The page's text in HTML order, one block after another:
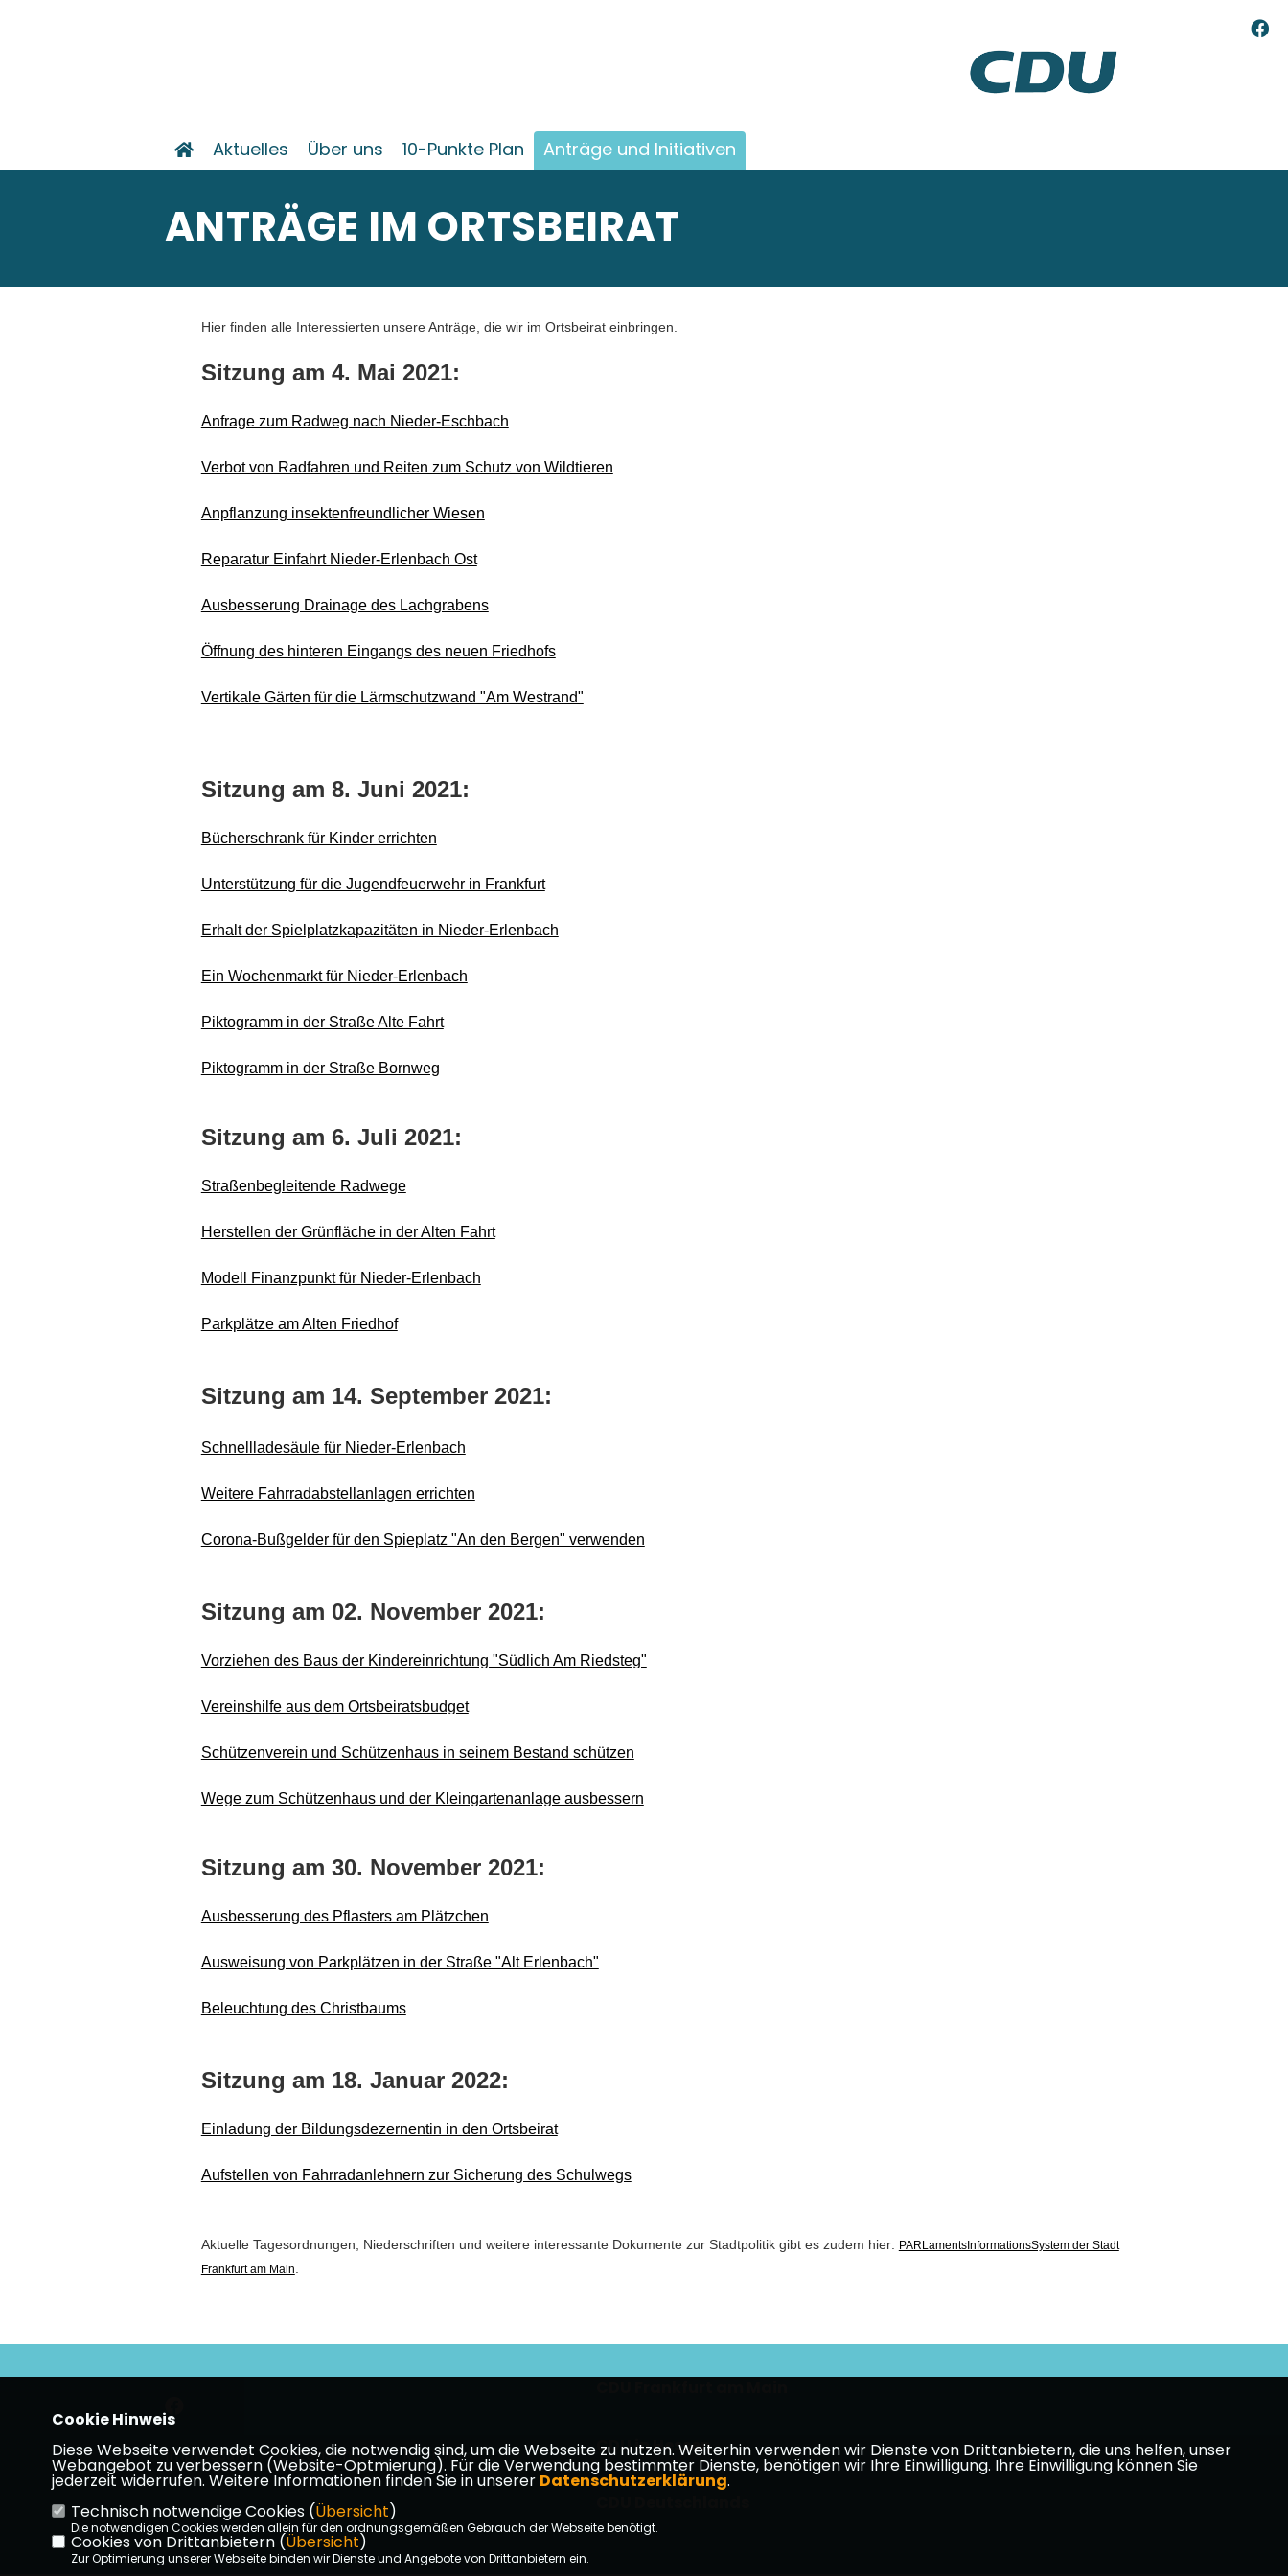
Aktuelles Über uns 10-Punkte Plan Anträge und Initiativen
ANTRÄGE IM ORTSBEIRAT
Hier finden alle Interessierten unsere Anträge, die wir im Ortsbeirat einbringen.
Sitzung am 4. Mai 2021:
Anfrage zum Radweg nach Nieder-Eschbach
Verbot von Radfahren und Reiten zum Schutz von Wildtieren
Anpflanzung insektenfreundlicher Wiesen
Reparatur Einfahrt Nieder-Erlenbach Ost
Ausbesserung Drainage des Lachgrabens
Öffnung des hinteren Eingangs des neuen Friedhofs
Vertikale Gärten für die Lärmschutzwand "Am Westrand"
Sitzung am 8. Juni 2021:
Bücherschrank für Kinder errichten
Unterstützung für die Jugendfeuerwehr in Frankfurt
Erhalt der Spielplatzkapazitäten in Nieder-Erlenbach
Ein Wochenmarkt für Nieder-Erlenbach
Piktogramm in der Straße Alte Fahrt
Piktogramm in der Straße Bornweg
Sitzung am 6. Juli 2021:
Straßenbegleitende Radwege
Herstellen der Grünfläche in der Alten Fahrt
Modell Finanzpunkt für Nieder-Erlenbach
Parkplätze am Alten Friedhof
Sitzung am 14. September 2021:
Schnellladesäule für Nieder-Erlenbach
Weitere Fahrradabstellanlagen errichten
Corona-Bußgelder für den Spieplatz "An den Bergen" verwenden
Sitzung am 02. November 2021:
Vorziehen des Baus der Kindereinrichtung "Südlich Am Riedsteg"
Vereinshilfe aus dem Ortsbeiratsbudget
Schützenverein und Schützenhaus in seinem Bestand schützen
Wege zum Schützenhaus und der Kleingartenanlage ausbessern
Sitzung am 30. November 2021:
Ausbesserung des Pflasters am Plätzchen
Ausweisung von Parkplätzen in der Straße "Alt Erlenbach"
Beleuchtung des Christbaums
Sitzung am 18. Januar 2022:
Einladung der Bildungsdezernentin in den Ortsbeirat
Aufstellen von Fahrradanlehnern zur Sicherung des Schulwegs
Aktuelle Tagesordnungen, Niederschriften und weitere interessante Dokumente zur Stadtpolitik gibt es zudem hier: PARLamentsInformationsSystem der Stadt
Frankfurt am Main
Impressum Datenschutz Kontakt CDU in Hessen
Cookie Hinweis
Diese Webseite verwendet Cookies, die notwendig sind, um die Webseite zu nutzen. Weiterhin verwenden wir Dienste von Drittanbietern, die uns helfen, unser
Webangebot zu verbessern (Website-Optmierung). Für die Verwendung bestimmter Dienste, benötigen wir Ihre Einwilligung. Ihre Einwilligung können Sie
jederzeit widerrufen. Weitere Informationen finden Sie in unserer Datenschutzerklärung.
Technisch notwendige Cookies (Übersicht)
Die notwendigen Cookies werden allein für den ordnungsgemäßen Gebrauch der Webseite benötigt.
Cookies von Drittanbietern (Übersicht)
Zur Optimierung unserer Webseite binden wir Dienste und Angebote von Drittanbietern ein.